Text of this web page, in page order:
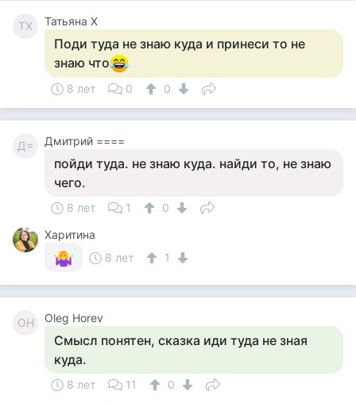
ТХ Татьяна Х
Поди туда не знаю куда и принеси то не
знаю что
8 лет 0 0
Д= Дмитрий ====
пойди туда. не знаю куда. найди то, не знаю
чего.
8 лет 1
0
Харитина
8 лет
1
OH Oleg Horev
Смысл понятен, сказка иди туда не зная
куда.
8 лет 11
0